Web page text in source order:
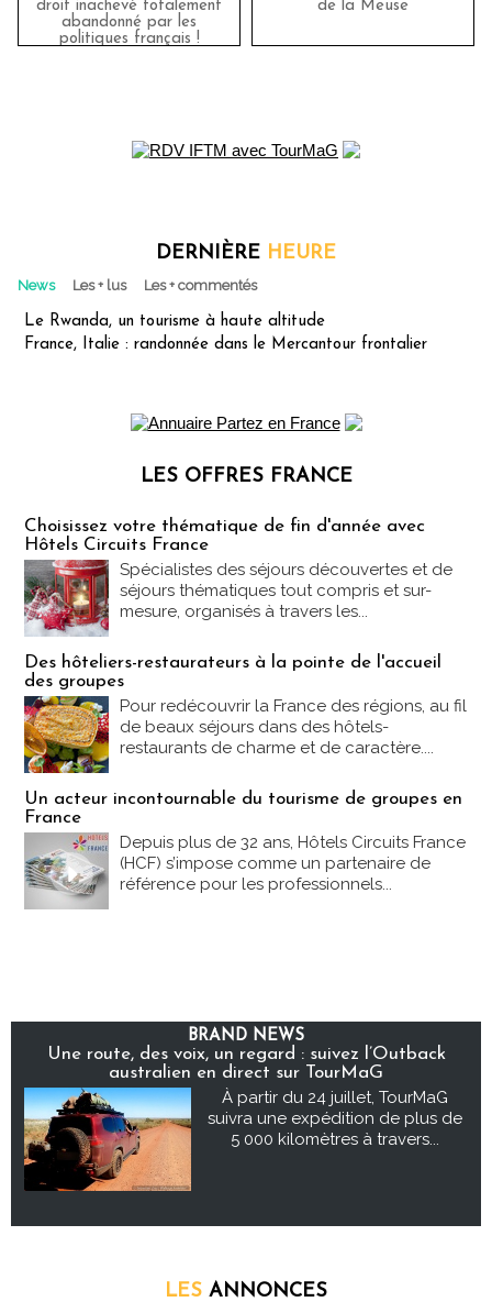
droit inachevé totalement
abandonné par les
politiques français !
de la Meuse
DERNIÈRE HEURE
News Les + lus Les + commentés
Le Rwanda, un tourisme à haute altitude
France, Italie : randonnée dans le Mercantour frontalier
LES OFFRES FRANCE
Choisissez votre thématique de fin d'année avec
Hôtels Circuits France
Spécialistes des séjours découvertes et de
séjours thématiques tout compris et sur-
mesure, organisés à travers les...
Des hôteliers-restaurateurs à la pointe de l'accueil
des groupes
Pour redécouvrir la France des régions, au fil
de beaux séjours dans des hôtels-
restaurants de charme et de caractère....
Un acteur incontournable du tourisme de groupes en
France
Depuis plus de 32 ans, Hôtels Circuits France
(HCF) s’impose comme un partenaire de
référence pour les professionnels...
BRAND NEWS
Une route, des voix, un regard : suivez l’Outback
australien en direct sur TourMaG
À partir du 24 juillet, TourMaG
suivra une expédition de plus de
5 000 kilomètres à travers...
LES ANNONCES